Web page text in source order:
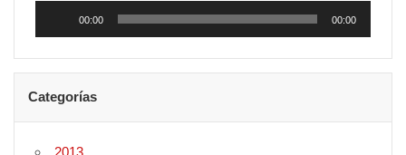
audio
00:00 00:00
Categorías